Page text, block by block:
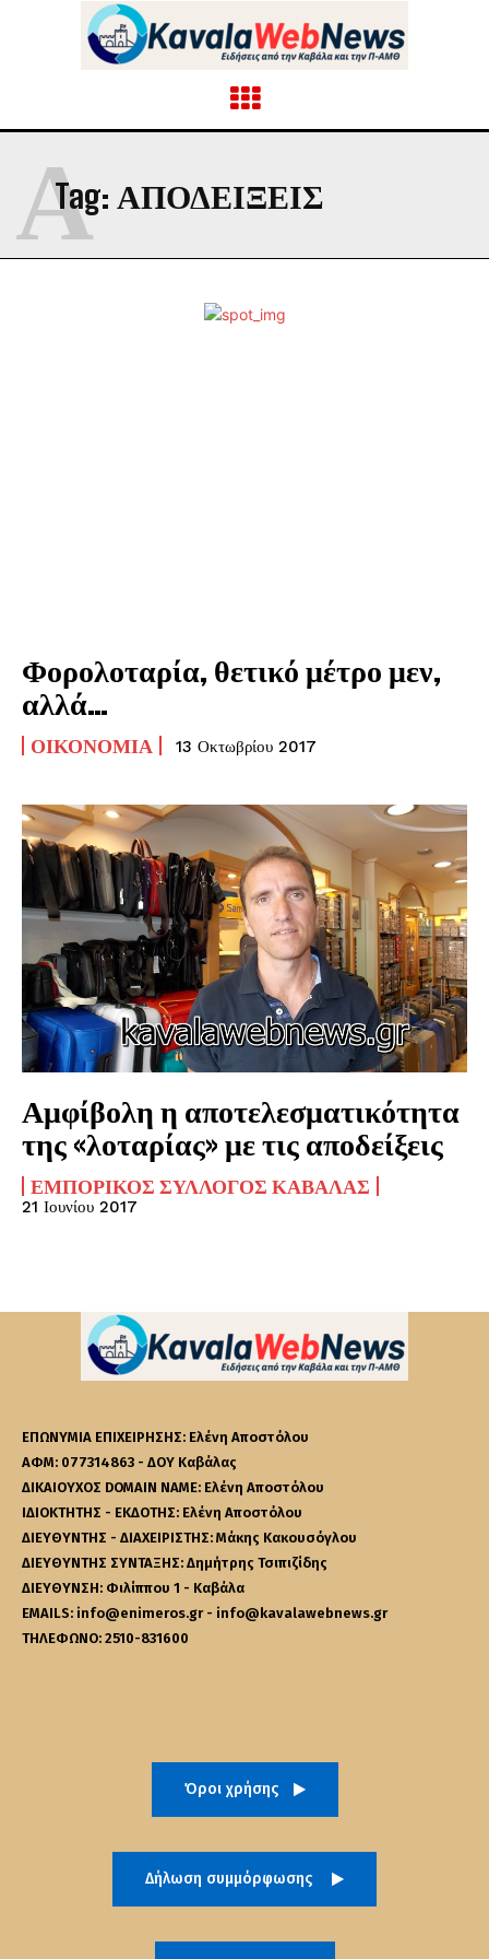
Tag: ΑΠΟΔΕΊΞΕΙΣ
Α
Φορολοταρία, θετικό μέτρο μεν,
αλλά…
ΟΙΚΟΝΟΜΊΑ 13 Οκτωβρίου 2017
Αμφίβολη η αποτελεσματικότητα
της «λοταρίας» με τις αποδείξεις
ΕΜΠΟΡΙΚΌΣ ΣΎΛΛΟΓΟΣ ΚΑΒΆΛΑΣ
21 Ιουνίου 2017
ΕΠΩΝΥΜΙΑ ΕΠΙΧΕΙΡΗΣΗΣ: Ελένη Αποστόλου
ΑΦΜ: 077314863 - ΔΟΥ Καβάλας
ΔΙΚΑΙΟΥΧΟΣ DOMAIN NAME: Ελένη Αποστόλου
ΙΔΙΟΚΤΗΤΗΣ - ΕΚΔΟΤΗΣ: Ελένη Αποστόλου
ΔΙΕΥΘΥΝΤΗΣ - ΔΙΑΧΕΙΡΙΣΤΗΣ: Μάκης Κακουσόγλου
ΔΙΕΥΘΥΝΤΗΣ ΣΥΝΤΑΞΗΣ: Δημήτρης Τσιπιζίδης
ΔΙΕΥΘΥΝΣΗ: Φιλίππου 1 - Καβάλα
EMAILS: info@enimeros.gr - info@kavalawebnews.gr
ΤΗΛΕΦΩΝΟ: 2510-831600
Όροι χρήσης
Δήλωση συμμόρφωσης